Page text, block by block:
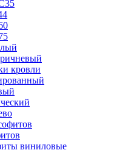
кровли
виниловые